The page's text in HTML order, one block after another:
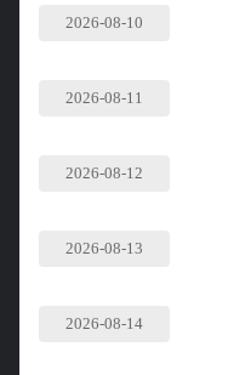
2026-08-10
2026-08-11
2026-08-12
2026-08-13
2026-08-14